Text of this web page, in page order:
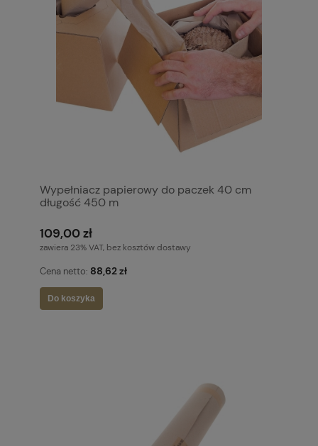
Wypełniacz papierowy do paczek 40 cm
długość 450 m
109,00 zł
zawiera 23% VAT, bez kosztów dostawy
Cena netto: 88,62 zł
Do koszyka